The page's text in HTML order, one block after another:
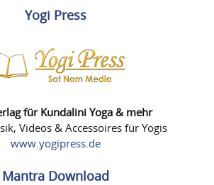
Yogi Press
für Kundalini Yoga & mehr
Videos & Accessoires für Yogis
www.yogipress.de
Mantra Download